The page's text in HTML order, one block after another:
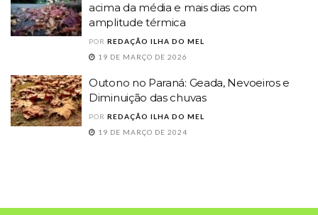
acima da média e mais dias com
amplitude térmica
POR REDAÇÃO ILHA DO MEL
19 DE MARÇO DE 2026
Outono no Paraná: Geada, Nevoeiros e
Diminuição das chuvas
POR REDAÇÃO ILHA DO MEL
19 DE MARÇO DE 2024